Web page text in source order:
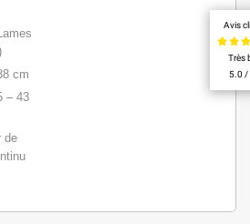
Avis
Très
5.0 /
cm
– 43
de